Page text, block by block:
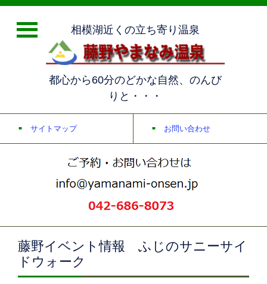
相模湖近くの立ち寄り温泉
都心から60分のどかな自然、のんび
りと・・・
サイトマップ お問い合わせ
藤野イベント情報 ふじのサニーサイ
ドウォーク